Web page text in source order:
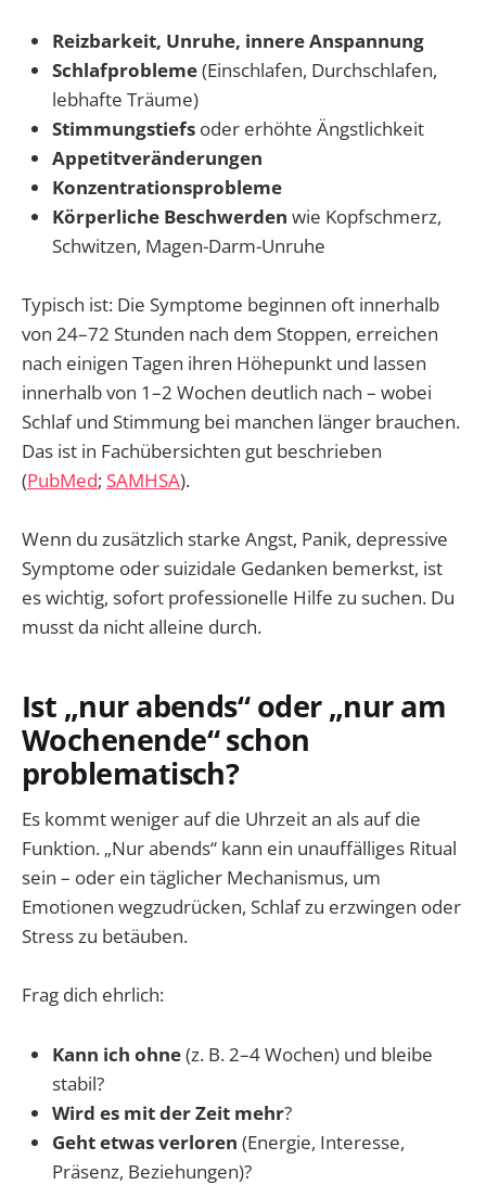
Reizbarkeit, Unruhe, innere Anspannung
Schlafprobleme(Einschlafen, Durchschlafen,
lebhafte Träume)
Stimmungstiefs oder erhöhte Ängstlichkeit
Appetitveränderungen
Konzentrationsprobleme
Körperliche Beschwerden wie Kopfschmerz,
Schwitzen, Magen-Darm-Unruhe
Typisch ist: Die Symptome beginnen oft innerhalb
von 24–72 Stunden nach dem Stoppen, erreichen
nach einigen Tagen ihren Höhepunkt und lassen
innerhalb von 1–2 Wochen deutlich nach – wobei
Schlaf und Stimmung bei manchen länger brauchen.
Das ist in Fachübersichten gut beschrieben
(PubMed; SAMHSA).
Wenn du zusätzlich starke Angst, Panik, depressive
Symptome oder suizidale Gedanken bemerkst, ist
es wichtig, sofort professionelle Hilfe zu suchen. Du
musst da nicht alleine durch.
Ist „nur abends“ oder „nur am
Wochenende“ schon
problematisch?
Es kommt weniger auf die Uhrzeit an als auf die
Funktion. „Nur abends“ kann ein unauffälliges Ritual
sein – oder ein täglicher Mechanismus, um
Emotionen wegzudrücken, Schlaf zu erzwingen oder
Stress zu betäuben.
Frag dich ehrlich:
Kann ich ohne(z. B. 2–4 Wochen) und bleibe
stabil?
Wird es mit der Zeit mehr?
Geht etwas verloren (Energie, Interesse,
Präsenz, Beziehungen)?